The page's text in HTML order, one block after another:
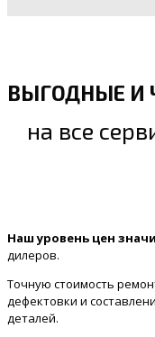
ВЫГОДНЫЕ И
на все
Наш уровень цен
дилеров.
Точную стоимость
дефектовки и
деталей.